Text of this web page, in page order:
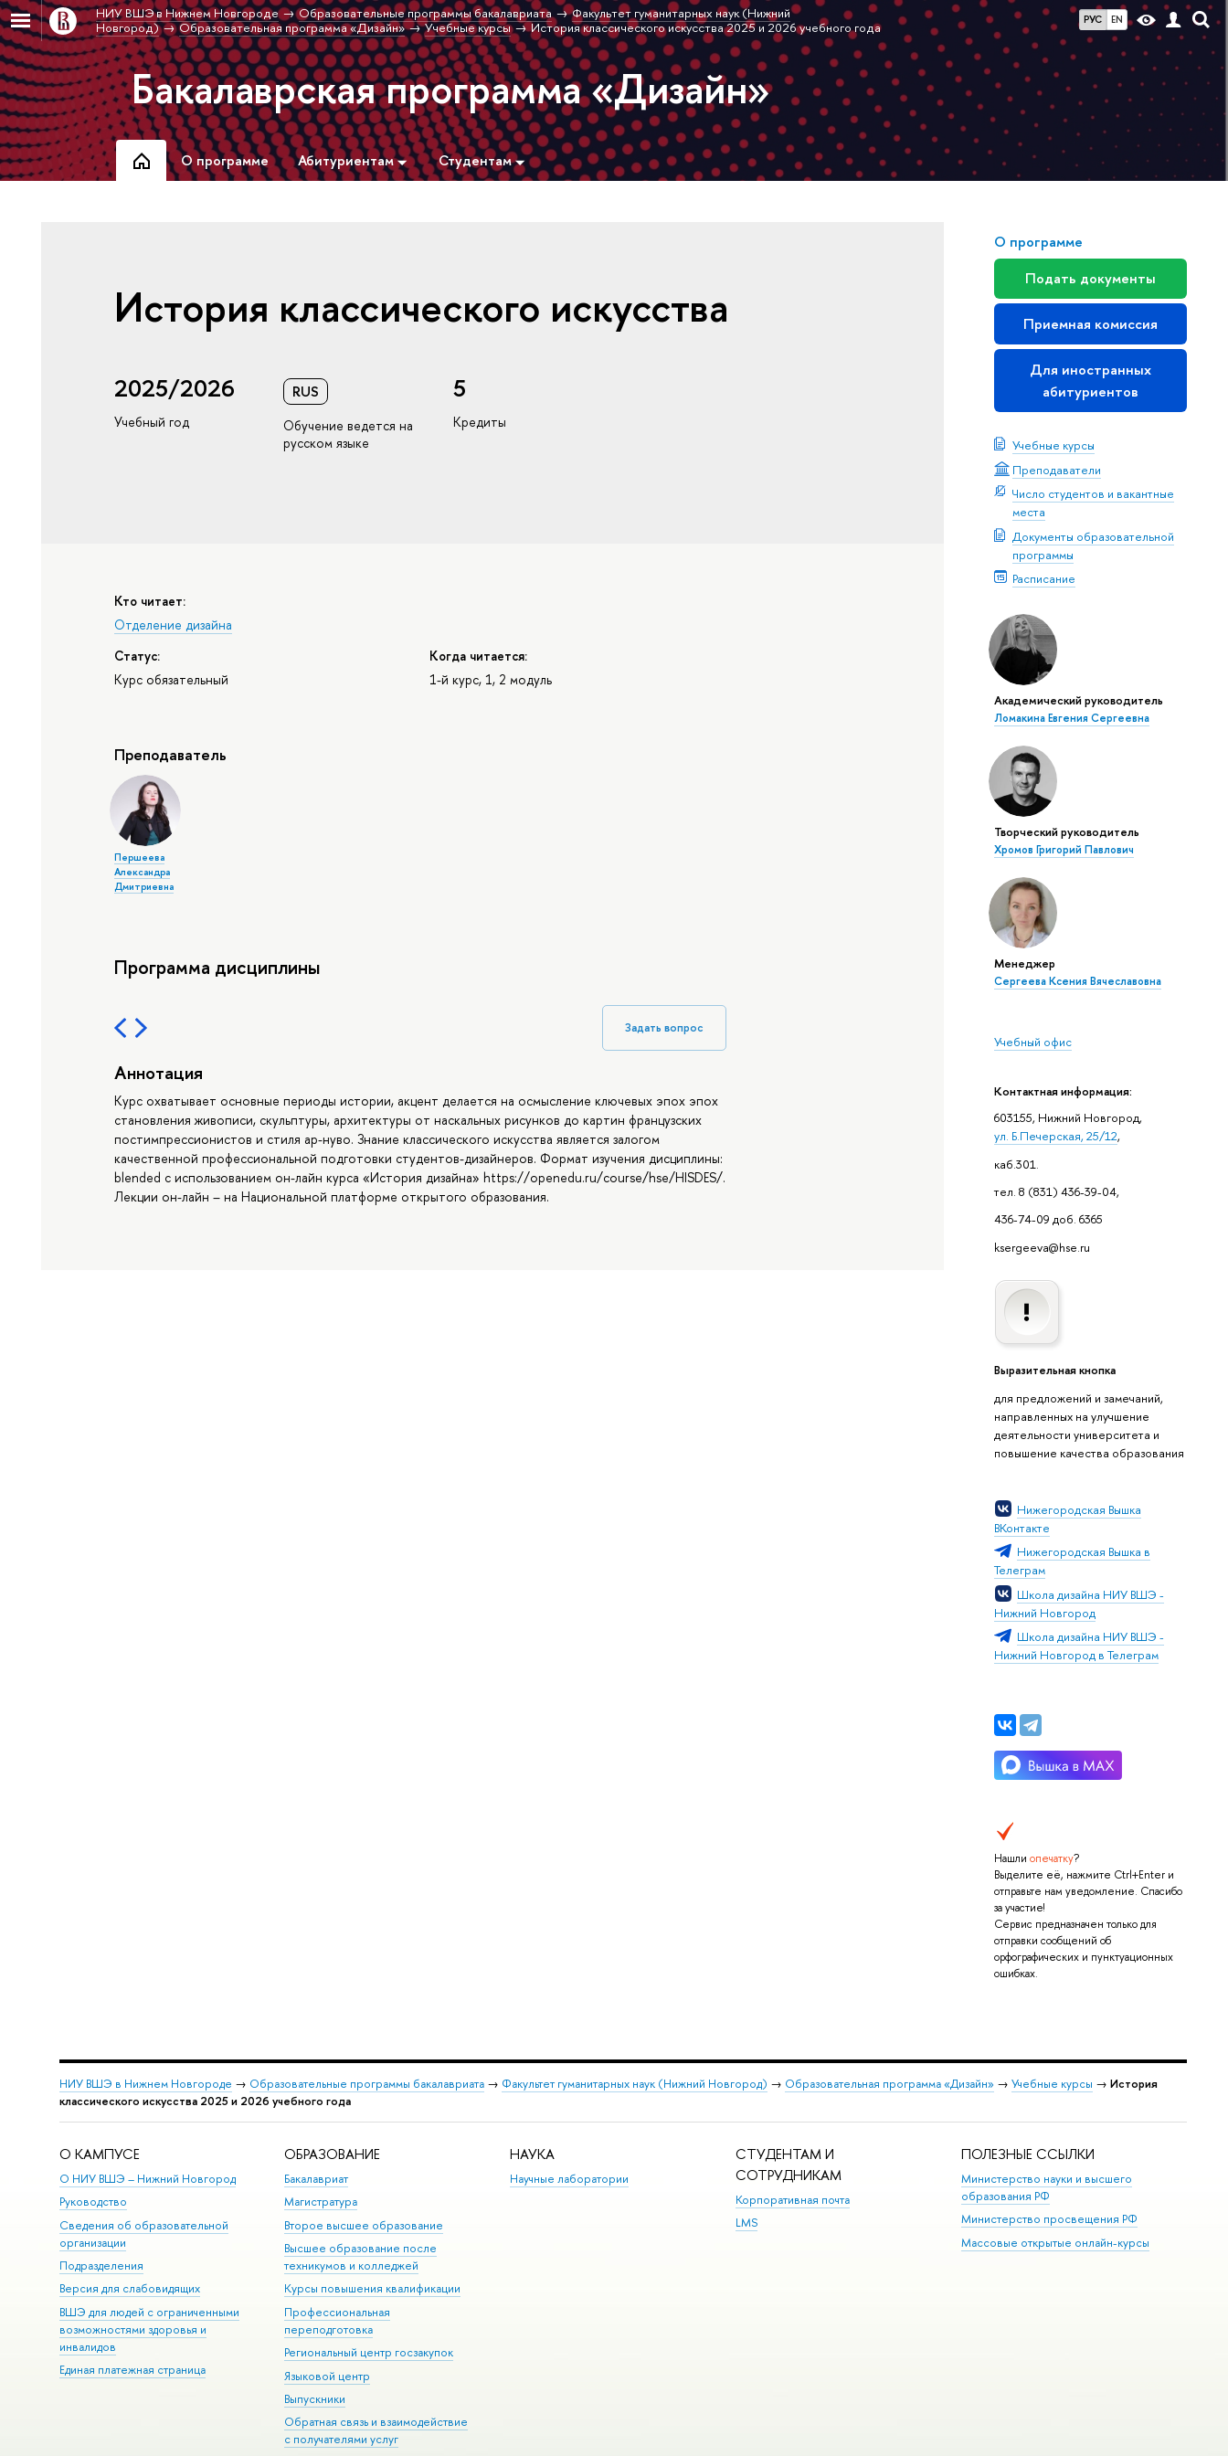
РУС EN
НИУ ВШЭ в Нижнем Новгороде Образовательные программы бакалавриата
Факультет гуманитарных наук (Нижний
Новгород)
Образовательная программа «Дизайн» Учебные курсы История классического искусства 2025 и 2026 учебного года
Бакалаврская программа «Дизайн»
О программе Абитуриентам Студентам
О программе
Подать документы
Приемная комиссия
Для иностранных
абитуриентов
Учебные курсы
Преподаватели
Число студентов и вакантные
места
Документы образовательной
программы
Расписание
Академический руководитель
Ломакина Евгения Сергеевна
Творческий руководитель
Хромов Григорий Павлович
Менеджер
Сергеева Ксения Вячеславовна
Учебный офис
Контактная информация:
603155, Нижний Новгород,
ул. Б.Печерская, 25/12,
каб.301.
тел. 8 (831) 436-39-04,
436-74-09 доб. 6365
ksergeeva@hse.ru
Выразительная кнопка
для предложений и замечаний,
направленных на улучшение
деятельности университета и
повышение качества образования
Нижегородская Вышка
ВКонтакте
Нижегородская Вышка в
Телеграм
Школа дизайна НИУ ВШЭ -
Нижний Новгород
Школа дизайна НИУ ВШЭ -
Нижний Новгород в Телеграм
Нашли опечатку?
Выделите её, нажмите Ctrl+Enter и
отправьте нам уведомление. Спасибо
за участие!
Сервис предназначен только для
отправки сообщений об
орфографических и пунктуационных
ошибках.
История классического искусства
2025/2026
Учебный год
RUS
Обучение ведется на
русском языке
5
Кредиты
Кто читает:
Отделение дизайна
Статус:
Курс обязательный
Когда читается:
1-й курс, 1, 2 модуль
Преподаватель
Першеева
Александра
Дмитриевна
Программа дисциплины
Задать вопрос
Аннотация
Курс охватывает основные периоды истории, акцент делается на осмысление ключевых эпох эпох
становления живописи, скульптуры, архитектуры от наскальных рисунков до картин французских
постимпрессионистов и стиля ар-нуво. Знание классического искусства является залогом
качественной профессиональной подготовки студентов-дизайнеров. Формат изучения дисциплины:
blended с использованием он-лайн курса «История дизайна» https://openedu.ru/course/hse/HISDES/.
Лекции он-лайн – на Национальной платформе открытого образования.
НИУ ВШЭ в Нижнем Новгороде → Образовательные программы бакалавриата→ Факультет гуманитарных наук (Нижний Новгород) → Образовательная программа «Дизайн» → Учебные курсы → История
классического искусства 2025 и 2026 учебного года
О КАМПУСЕ
О НИУ ВШЭ – Нижний Новгород
Руководство
Сведения об образовательной
организации
Подразделения
Версия для слабовидящих
ВШЭ для людей с ограниченными
возможностями здоровья и
инвалидов
Единая платежная страница
ОБРАЗОВАНИЕ
Бакалавриат
Магистратура
Второе высшее образование
Высшее образование после
техникумов и колледжей
Курсы повышения квалификации
Профессиональная
переподготовка
Региональный центр госзакупок
Языковой центр
Выпускники
Обратная связь и взаимодействие
с получателями услуг
НАУКА
Научные лаборатории
СТУДЕНТАМ И
СОТРУДНИКАМ
Корпоративная почта
LMS
ПОЛЕЗНЫЕ ССЫЛКИ
Министерство науки и высшего
образования РФ
Министерство просвещения РФ
Массовые открытые онлайн-курсы